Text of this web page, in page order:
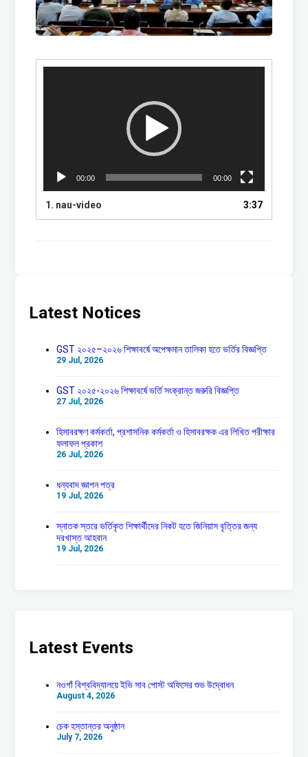
00:00 00:00
1. nau-video 3:37
Latest Notices
GST ২০২৫–২০২৬ শিক্ষাবর্ষে অপেক্ষমান তালিকা হতে ভর্তির বিজ্ঞপ্তি
29 Jul, 2026
GST ২০২৫-২০২৬ শিক্ষাবর্ষে ভর্তি সংক্রান্ত জরুরি বিজ্ঞপ্তি
27 Jul, 2026
হিসাবরক্ষণ কর্মকর্তা, প্রশাসনিক কর্মকর্তা ও হিসাবরক্ষক এর লিখিত পরীক্ষার
ফলাফল প্রকাশ
26 Jul, 2026
ধন্যবাদ জ্ঞাপন পত্র
19 Jul, 2026
স্নাতক স্তরে ভর্তিকৃত শিক্ষার্থীদের নিকট হতে জিনিয়াস বৃত্তির জন্য
দরখাস্ত আহবান
19 Jul, 2026
Latest Events
নওগাঁ বিশ্ববিদ্যালয়ে ইভি সাব পোস্ট অফিসের শুভ উদ্বোধন
August 4, 2026
চেক হস্তান্তর অনুষ্ঠান
July 7, 2026